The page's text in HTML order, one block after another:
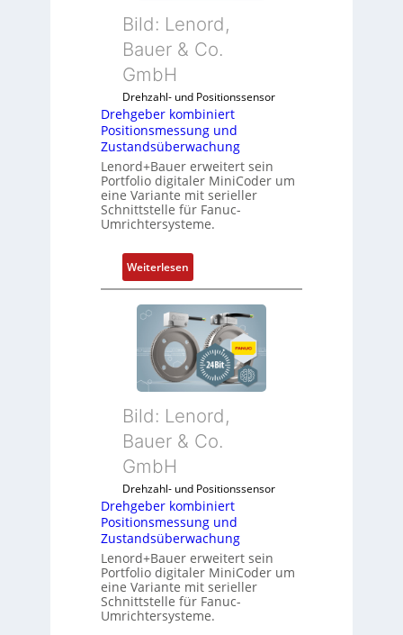
c
h
e
x
i
b
e
l
f
r
d
i
e
A
n
w
e
d
u
g
k
o
n
f
i
g
u
n
d
u
l
b
r
i
g
e
n
G
u
n
G
a
e
n
R
a
s
p
Bild: Lenord,
Bauer & Co.
GmbH
Drehzahl- und Positionssensor
Drehgeber kombiniert
Positionsmessung und
Zustandsüberwachung
Lenord+Bauer erweitert sein
Portfolio digitaler MiniCoder um
eine Variante mit serieller
Schnittstelle für Fanuc-
Umrichtersysteme.
Weiterlesen:
D
r
e
h
g
e
e
m
b
i
i
e
r
t
Bild: Lenord,
Bauer & Co.
GmbH
Drehzahl- und Positionssensor
Drehgeber kombiniert
Positionsmessung und
Zustandsüberwachung
Lenord+Bauer erweitert sein
Portfolio digitaler MiniCoder um
eine Variante mit serieller
Schnittstelle für Fanuc-
Umrichtersysteme.